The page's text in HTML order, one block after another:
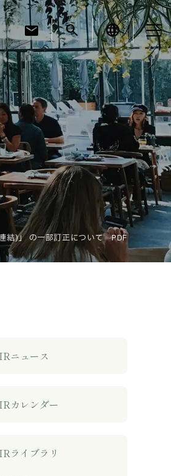
mail search language
結)」 の一部訂正について PDF
IRニュース
IRカレンダー
IRライブラリ